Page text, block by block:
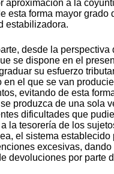
aproximación a la
esta forma mayor grado
estabilizadora.
desde la perspectiva
se dispone en el
su esfuerzo
en el que se van
evitando de esta
se produzca de una sola
dificultades que
la tesorería de los
el sistema
excesivas,
devoluciones por parte